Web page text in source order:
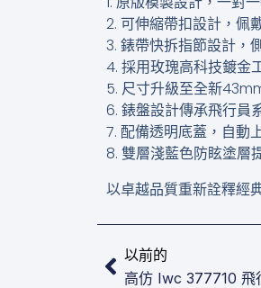
2. 可伸縮帶扣設計，佩
3. 錶帶快拆指節設計，
4. 採用玫瑰高科技鍍金
5. 尺寸升級至全新
6. 錶盤設計傳承飛行員
7. 配備透明底蓋，自動
8. 雙層淺藍色防眩塗層
以卓越品質重新詮釋經
上一頁
以前的
高仿 Iwc 377710 ​飛